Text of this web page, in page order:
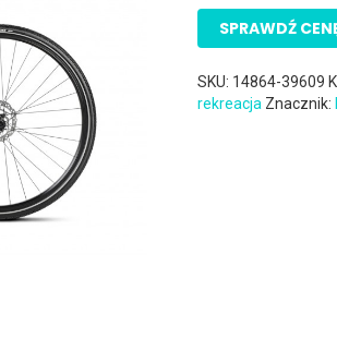
SPRAWDŹ
SKU: 14864-39609
rekreacja Znacznik: